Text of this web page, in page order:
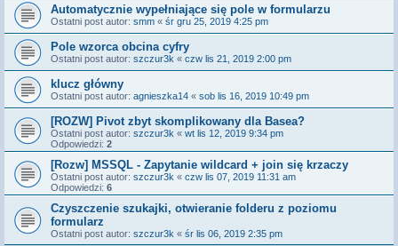
Automatycznie wypełniające się pole w formularzu
Ostatni post autor: smm « śr gru 25, 2019 4:25 pm
Pole wzorca obcina cyfry
Ostatni post autor: szczur3k « czw lis 21, 2019 2:00 pm
klucz główny
Ostatni post autor: agnieszka14 « sob lis 16, 2019 10:49 pm
[ROZW] Pivot zbyt skomplikowany dla Basea?
Ostatni post autor: szczur3k « wt lis 12, 2019 9:34 pm
Odpowiedzi: 2
[Rozw] MSSQL - Zapytanie wildcard + join się krzaczy
Ostatni post autor: szczur3k « czw lis 07, 2019 11:31 am
Odpowiedzi: 6
Czyszczenie szukajki, otwieranie folderu z poziomu
formularz
Ostatni post autor: szczur3k « śr lis 06, 2019 2:35 pm